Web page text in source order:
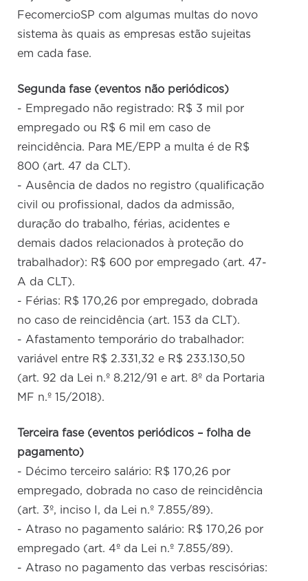
FecomercioSP com algumas multas do novo
sistema às quais as empresas estão sujeitas
em cada fase.
Segunda fase (eventos não periódicos)
- Empregado não registrado: R$ 3 mil por
empregado ou R$ 6 mil em caso de
reincidência. Para ME/EPP a multa é de R$
800 (art. 47 da CLT).
- Ausência de dados no registro (qualificação
civil ou profissional, dados da admissão,
duração do trabalho, férias, acidentes e
demais dados relacionados à proteção do
trabalhador): R$ 600 por empregado (art. 47-
A da CLT).
- Férias: R$ 170,26 por empregado, dobrada
no caso de reincidência (art. 153 da CLT).
- Afastamento temporário do trabalhador:
variável entre R$ 2.331,32 e R$ 233.130,50
(art. 92 da Lei n.º 8.212/91 e art. 8º da Portaria
MF n.º 15/2018).
Terceira fase (eventos periódicos – folha de
pagamento)
- Décimo terceiro salário: R$ 170,26 por
empregado, dobrada no caso de reincidência
(art. 3º, inciso I, da Lei n.º 7.855/89).
- Atraso no pagamento salário: R$ 170,26 por
empregado (art. 4º da Lei n.º 7.855/89).
- Atraso no pagamento das verbas rescisórias: